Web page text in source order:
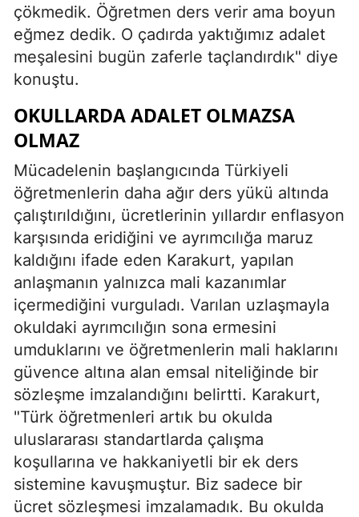
çökmedik. Öğretmen ders verir ama boyun
eğmez dedik. O çadırda yaktığımız adalet
meşalesini bugün zaferle taçlandırdık" diye
konuştu.
OKULLARDA ADALET OLMAZSA
OLMAZ
Mücadelenin başlangıcında Türkiyeli
öğretmenlerin daha ağır ders yükü altında
çalıştırıldığını, ücretlerinin yıllardır enflasyon
karşısında eridiğini ve ayrımcılığa maruz
kaldığını ifade eden Karakurt, yapılan
anlaşmanın yalnızca mali kazanımlar
içermediğini vurguladı. Varılan uzlaşmayla
okuldaki ayrımcılığın sona ermesini
umduklarını ve öğretmenlerin mali haklarını
güvence altına alan emsal niteliğinde bir
sözleşme imzalandığını belirtti. Karakurt,
"Türk öğretmenleri artık bu okulda
uluslararası standartlarda çalışma
koşullarına ve hakkaniyetli bir ek ders
sistemine kavuşmuştur. Biz sadece bir
ücret sözleşmesi imzalamadık. Bu okulda